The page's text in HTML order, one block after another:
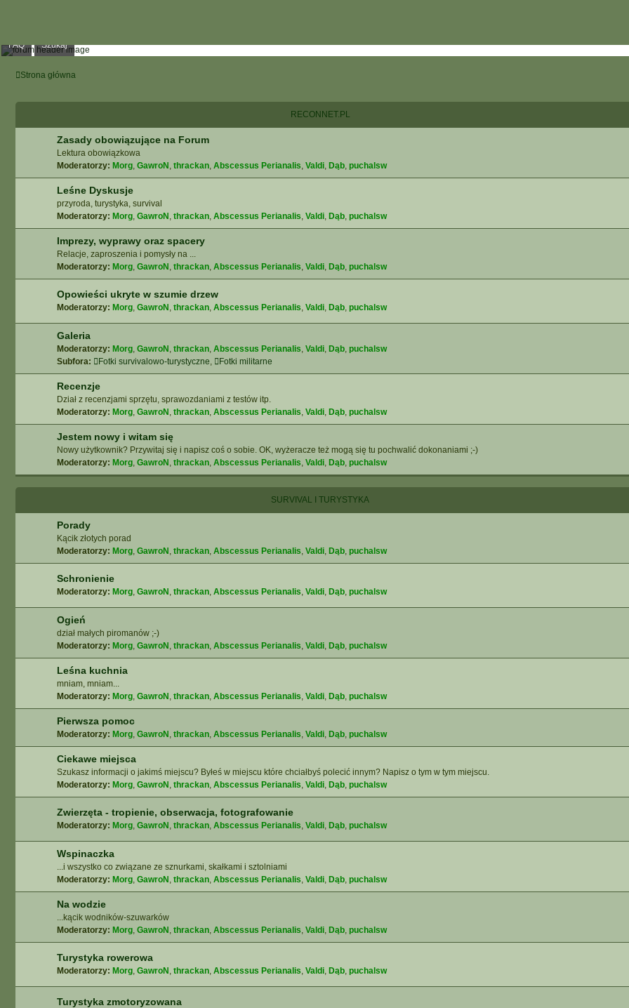
FAQ Szukaj
Strona główna
RECONNET.PL
Zasady obowiązujące na Forum
Lektura obowiązkowa
Moderatorzy: Morg, GawroN , thrackan, Abscessus Perianalis, Valdi, Dąb, puchalsw
Leśne Dyskusje
przyroda, turystyka, survival
Moderatorzy: Morg, GawroN , thrackan, Abscessus Perianalis, Valdi, Dąb, puchalsw
Imprezy, wyprawy oraz spacery
Relacje, zaproszenia i pomysły na ...
Moderatorzy: Morg, GawroN , thrackan, Abscessus Perianalis, Valdi, Dąb, puchalsw
Opowieści ukryte w szumie drzew
Moderatorzy: Morg, GawroN , thrackan, Abscessus Perianalis, Valdi, Dąb, puchalsw
Galeria
Moderatorzy: Morg, GawroN , thrackan, Abscessus Perianalis, Valdi, Dąb, puchalsw
Subfora:
Fotki survivalowo-turystyczne, Fotki militarne
Recenzje
Dział z recenzjami sprzętu, sprawozdaniami z testów itp.
Moderatorzy: Morg, GawroN , thrackan, Abscessus Perianalis, Valdi, Dąb, puchalsw
Jestem nowy i witam się
Nowy użytkownik? Przywitaj się i napisz coś o sobie. OK, wyżeracze też mogą się tu pochwalić dokonaniami ;-)
Moderatorzy: Morg, GawroN , thrackan, Abscessus Perianalis, Valdi, Dąb, puchalsw
SURVIVAL I TURYSTYKA
Porady
Kącik złotych porad
Moderatorzy: Morg, GawroN , thrackan, Abscessus Perianalis, Valdi, Dąb, puchalsw
Schronienie
Moderatorzy: Morg, GawroN , thrackan, Abscessus Perianalis, Valdi, Dąb, puchalsw
Ogień
dział małych piromanów ;-)
Moderatorzy: Morg, GawroN , thrackan, Abscessus Perianalis, Valdi, Dąb, puchalsw
Leśna kuchnia
mniam, mniam...
Moderatorzy: Morg, GawroN , thrackan, Abscessus Perianalis, Valdi, Dąb, puchalsw
Pierwsza pomoc
Moderatorzy: Morg, GawroN , thrackan, Abscessus Perianalis, Valdi, Dąb, puchalsw
Ciekawe miejsca
Szukasz informacji o jakimś miejscu? Byłeś w miejscu które chciałbyś polecić innym? Napisz o tym w tym miejscu.
Moderatorzy: Morg, GawroN , thrackan, Abscessus Perianalis, Valdi, Dąb, puchalsw
Zwierzęta - tropienie, obserwacja, fotografowanie
Moderatorzy: Morg, GawroN , thrackan, Abscessus Perianalis, Valdi, Dąb, puchalsw
Wspinaczka
...i wszystko co związane ze sznurkami, skałkami i sztolniami
Moderatorzy: Morg, GawroN , thrackan, Abscessus Perianalis, Valdi, Dąb, puchalsw
Na wodzie
...kącik wodników-szuwarków
Moderatorzy: Morg, GawroN , thrackan, Abscessus Perianalis, Valdi, Dąb, puchalsw
Turystyka rowerowa
Moderatorzy: Morg, GawroN , thrackan, Abscessus Perianalis, Valdi, Dąb, puchalsw
Turystyka zmotoryzowana